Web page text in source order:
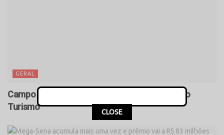
GERAL
Campo Mourão é incluído no Mapa Nacional do
Turismo
CLOSE